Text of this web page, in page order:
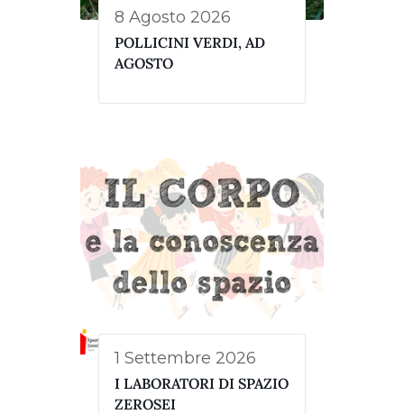
8 Agosto 2026
POLLICINI VERDI, AD
AGOSTO
1 Settembre 2026
I LABORATORI DI SPAZIO
ZEROSEI